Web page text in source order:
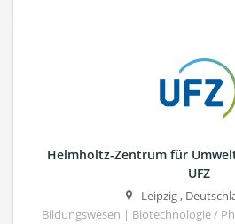
Helmholtz-Zentrum für
UFZ
Leipzig,
Bildungswesen | Biotechnologie /